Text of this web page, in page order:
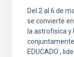
Del 2 al 6 de
se convierte
la astrofísica
EDUCADO ,